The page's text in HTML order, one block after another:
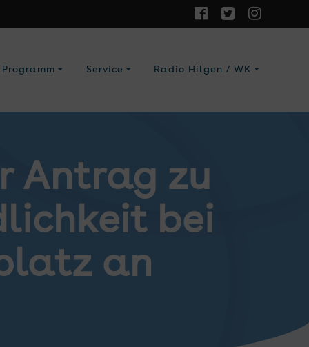
Programm Service Radio Hilgen / WK
Antrag zu
bei
an